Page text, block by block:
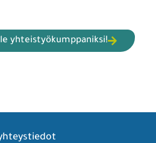
yhteistyökumppaniksi!